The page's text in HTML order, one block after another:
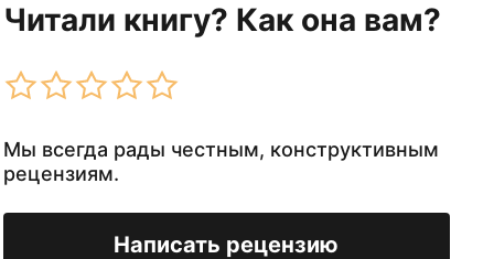
Читали книгу? Как она вам?
Мы всегда рады честным, конструктивным
рецензиям.
Написать рецензию